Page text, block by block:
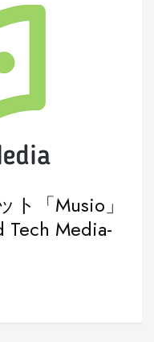
ト「Musio」
Tech Media-